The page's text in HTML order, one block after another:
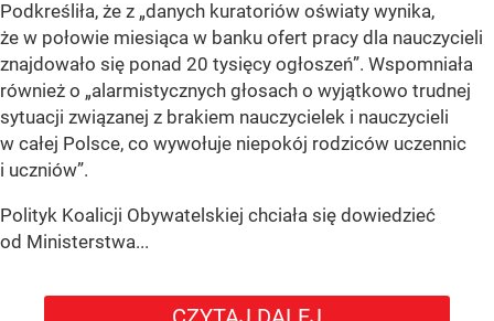
Podkreśliła, że z „danych kuratoriów oświaty wynika,
że w połowie miesiąca w banku ofert pracy dla nauczycieli
znajdowało się ponad 20 tysięcy ogłoszeń”. Wspomniała
również o „alarmistycznych głosach o wyjątkowo trudnej
sytuacji związanej z brakiem nauczycielek i nauczycieli
w całej Polsce, co wywołuje niepokój rodziców uczennic
i uczniów”.
Polityk Koalicji Obywatelskiej chciała się dowiedzieć
od Ministerstwa...